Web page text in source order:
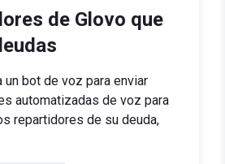
de Glovo que
un bot de voz para enviar
automatizadas de voz para
repartidores de su deuda,